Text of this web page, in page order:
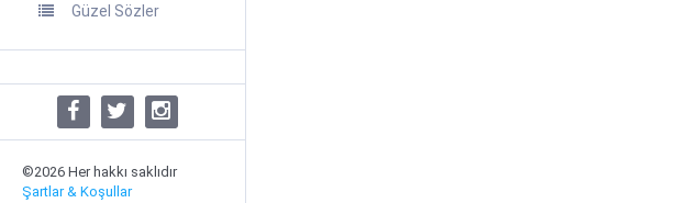
Güzel Sözler
©2026 Her hakkı saklıdır
Şartlar & Koşullar